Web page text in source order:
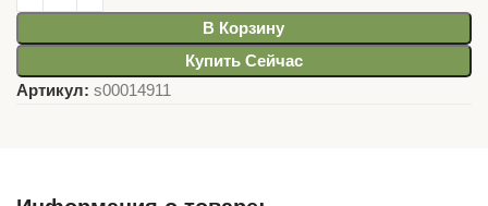
В Корзину
Купить Сейчас
Артикул: s00014911